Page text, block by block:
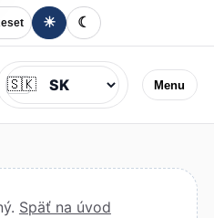
☀ ☾
Menu
Jazyk
🇸🇰
Späť na úvod